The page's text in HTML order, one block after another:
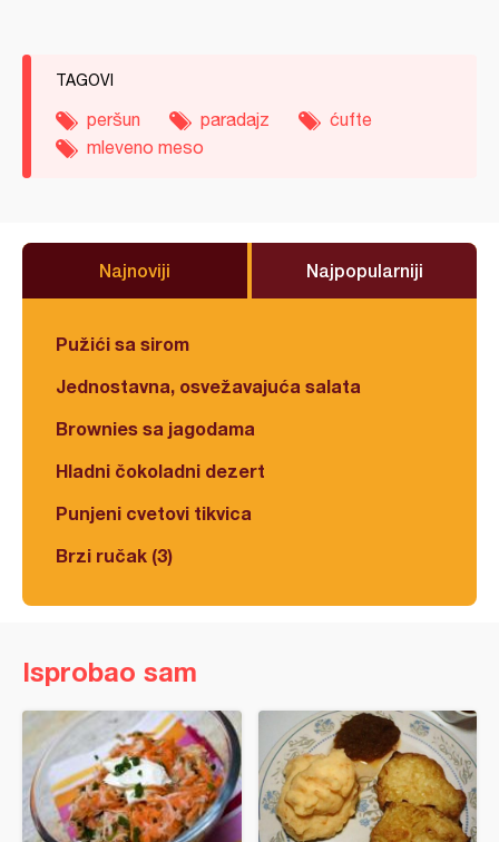
TAGOVI
peršun paradajz
ćufte
mleveno meso
Najnoviji Najpopularniji
Pužići sa sirom
Jednostavna, osvežavajuća salata
Brownies sa jagodama
Hladni čokoladni dezert
Punjeni cvetovi tikvica
Brzi ručak (3)
Isprobao sam